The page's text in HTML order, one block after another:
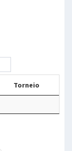
Torneio